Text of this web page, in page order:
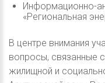
Информационно-
«Региональная
В центре внимания
вопросы, связанные
жилищной и